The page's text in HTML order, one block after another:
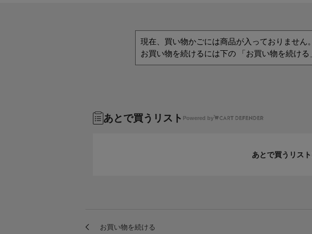
現在、買い物かごには商品が入っておりません。
お買い物を続けるには下の 「お買い物を続ける
あとで買うリスト Powered by
あとで買うリス